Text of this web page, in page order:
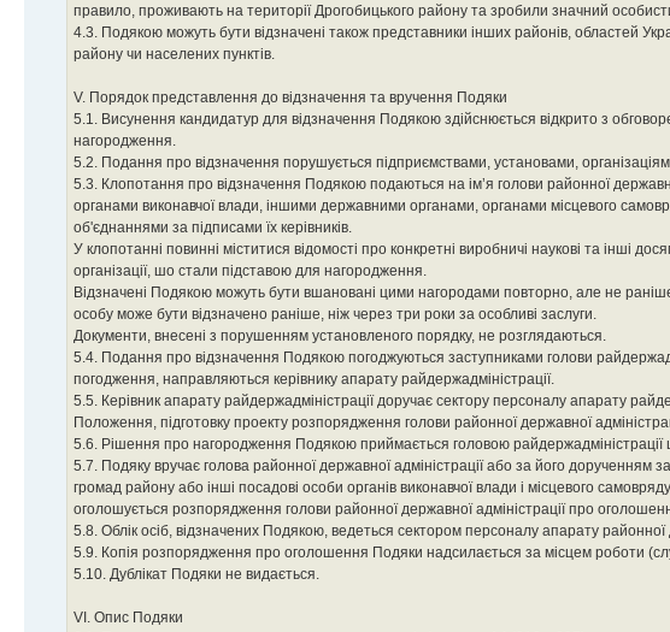
правило, проживають на території Дрогобицького району та зробили значний
4.3. Подякою можуть бути відзначені також представники інших районів, областей
району чи населених пунктів.
V. Порядок представлення до відзначення та вручення Подяки
5.1. Висунення кандидатур для відзначення Подякою здійснюється відкрито з
нагородження.
5.2. Подання про відзначення порушується підприємствами, установами,
5.3. Клопотання про відзначення Подякою подаються на ім’я голови районної
органами виконавчої влади, іншими державними органами, органами місцевого
об'єднаннями за підписами їх керівників.
У клопотанні повинні міститися відомості про конкретні виробничі наукові та інші
організації, шо стали підставою для нагородження.
Відзначені Подякою можуть бути вшановані цими нагородами повторно, але не
особу може бути відзначено раніше, ніж через три роки за особливі заслуги.
Документи, внесені з порушенням установленого порядку, не розглядаються.
5.4. Подання про відзначення Подякою погоджуються заступниками голови
погодження, направляються керівнику апарату райдержадміністрації.
5.5. Керівник апарату райдержадміністрації доручає сектору персоналу апарату
Положення, підготовку проекту розпорядження голови районної державної
5.6. Рішення про нагородження Подякою приймається головою
5.7. Подяку вручає голова районної державної адміністрації або за його дорученням
громад району або інші посадові особи органів виконавчої влади і місцевого
оголошується розпорядження голови районної державної адміністрації про
5.8. Облік осіб, відзначених Подякою, ведеться сектором персоналу апарату районної
5.9. Копія розпорядження про оголошення Подяки надсилається за місцем роботи
5.10. Дублікат Подяки не видається.
VI. Опис Подяки